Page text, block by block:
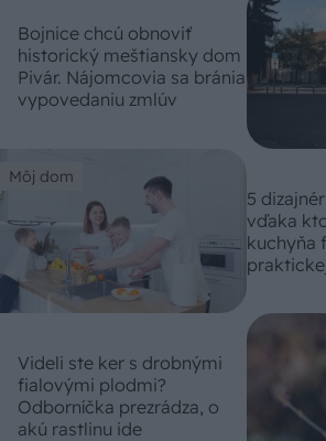
Bojnice chcú obnoviť
historický meštiansky dom
Pivár. Nájomcovia sa bránia
vypovedaniu zmlúv
Môj dom
5
vďaka
kuchyňa
Videli ste ker s drobnými
fialovými plodmi?
Odborníčka prezrádza, o
akú rastlinu ide